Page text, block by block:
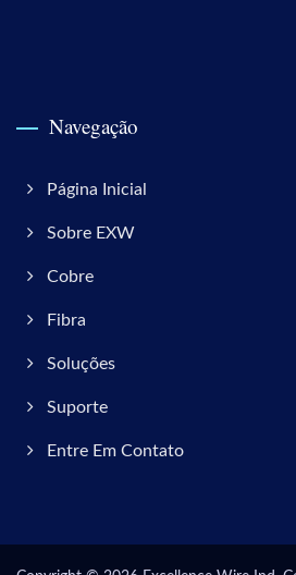
Navegação
Página Inicial
Sobre EXW
Cobre
Fibra
Soluções
Suporte
Entre Em Contato